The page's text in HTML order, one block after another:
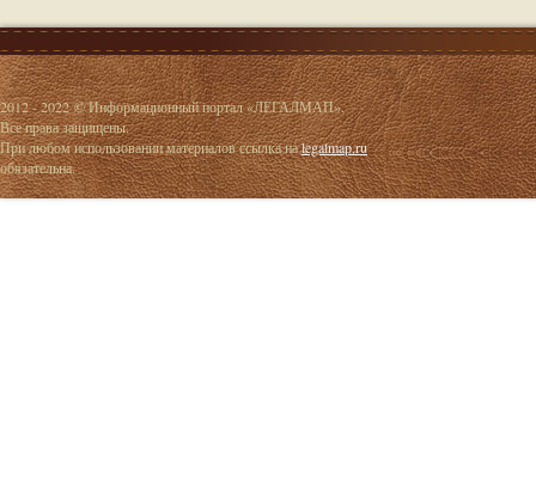
2012 - 2022 © Информационный портал «ЛЕГАЛМАП».
Все права защищены.
При любом использовании материалов ссылка наlegalmap.ru
обязательна.